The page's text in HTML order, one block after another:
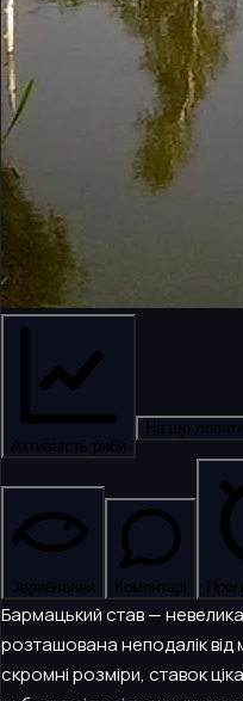
Активність риби
На що ловити
Зариблення Коментарі
Бармацький став —
розташована неподалік від
скромні розміри, ставок